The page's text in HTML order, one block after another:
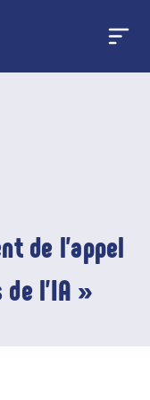
de l’appel
de l'IA »